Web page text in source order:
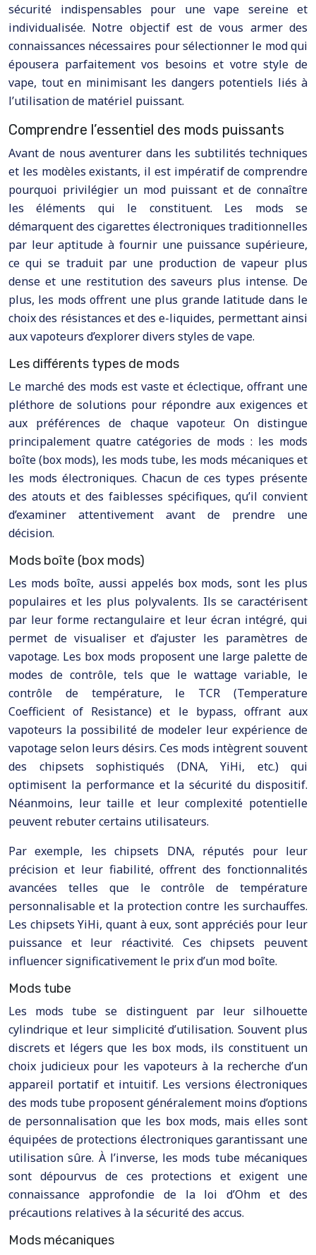
sécurité indispensables pour une vape sereine et
individualisée. Notre objectif est de vous armer des
connaissances nécessaires pour sélectionner le mod qui
épousera parfaitement vos besoins et votre style de
vape, tout en minimisant les dangers potentiels liés à
l’utilisation de matériel puissant.
Comprendre l’essentiel des mods puissants
Avant de nous aventurer dans les subtilités techniques
et les modèles existants, il est impératif de comprendre
pourquoi privilégier un mod puissant et de connaître
les éléments qui le constituent. Les mods se
démarquent des cigarettes électroniques traditionnelles
par leur aptitude à fournir une puissance supérieure,
ce qui se traduit par une production de vapeur plus
dense et une restitution des saveurs plus intense. De
plus, les mods offrent une plus grande latitude dans le
choix des résistances et des e-liquides, permettant ainsi
aux vapoteurs d’explorer divers styles de vape.
Les différents types de mods
Le marché des mods est vaste et éclectique, offrant une
pléthore de solutions pour répondre aux exigences et
aux préférences de chaque vapoteur. On distingue
principalement quatre catégories de mods : les mods
boîte (box mods), les mods tube, les mods mécaniques et
les mods électroniques. Chacun de ces types présente
des atouts et des faiblesses spécifiques, qu’il convient
d’examiner attentivement avant de prendre une
décision.
Mods boîte (box mods)
Les mods boîte, aussi appelés box mods, sont les plus
populaires et les plus polyvalents. Ils se caractérisent
par leur forme rectangulaire et leur écran intégré, qui
permet de visualiser et d’ajuster les paramètres de
vapotage. Les box mods proposent une large palette de
modes de contrôle, tels que le wattage variable, le
contrôle de température, le TCR (Temperature
Coefficient of Resistance) et le bypass, offrant aux
vapoteurs la possibilité de modeler leur expérience de
vapotage selon leurs désirs. Ces mods intègrent souvent
des chipsets sophistiqués (DNA, YiHi, etc.) qui
optimisent la performance et la sécurité du dispositif.
Néanmoins, leur taille et leur complexité potentielle
peuvent rebuter certains utilisateurs.
Par exemple, les chipsets DNA, réputés pour leur
précision et leur fiabilité, offrent des fonctionnalités
avancées telles que le contrôle de température
personnalisable et la protection contre les surchauffes.
Les chipsets YiHi, quant à eux, sont appréciés pour leur
puissance et leur réactivité. Ces chipsets peuvent
influencer significativement le prix d’un mod boîte.
Mods tube
Les mods tube se distinguent par leur silhouette
cylindrique et leur simplicité d’utilisation. Souvent plus
discrets et légers que les box mods, ils constituent un
choix judicieux pour les vapoteurs à la recherche d’un
appareil portatif et intuitif. Les versions électroniques
des mods tube proposent généralement moins d’options
de personnalisation que les box mods, mais elles sont
équipées de protections électroniques garantissant une
utilisation sûre. À l’inverse, les mods tube mécaniques
sont dépourvus de ces protections et exigent une
connaissance approfondie de la loi d’Ohm et des
précautions relatives à la sécurité des accus.
Mods mécaniques